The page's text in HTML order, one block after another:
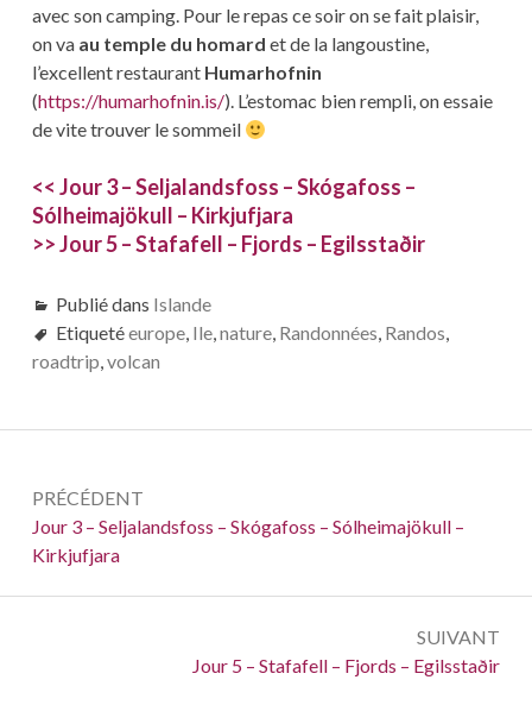
avec son camping. Pour le repas ce soir on se fait plaisir,
on va au temple du homard et de la langoustine,
l’excellent restaurant Humarhofnin
(https://humarhofnin.is/). L’estomac bien rempli, on essaie
de vite trouver le sommeil
<< Jour 3 – Seljalandsfoss – Skógafoss –
Sólheimajökull – Kirkjufjara
>> Jour 5 – Stafafell – Fjords – Egilsstaðir
Publié dans Islande
Etiquetéeurope, Ile,nature, Randonnées, Randos,
roadtrip,volcan
de
l’article
PRÉCÉDENT
Précédent :
Jour 3 – Seljalandsfoss – Skógafoss – Sólheimajökull –
Kirkjufjara
SUIVANT
Suivant :
Jour 5 – Stafafell – Fjords – Egilsstaðir